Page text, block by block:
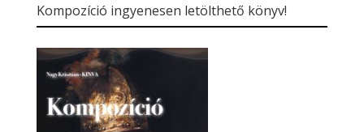
Kompozíció ingyenesen letölthető könyv!